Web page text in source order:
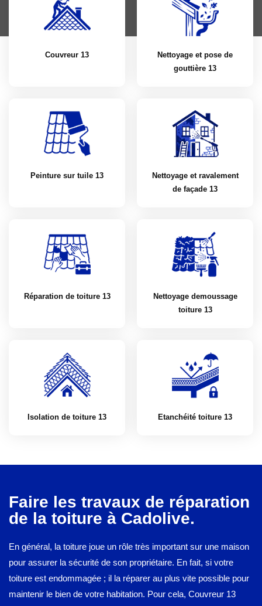
Couvreur 13
Nettoyage et pose de
gouttière 13
Peinture sur tuile 13
Nettoyage et ravalement
de façade 13
Réparation de toiture 13
Nettoyage demoussage
toiture 13
Isolation de toiture 13 Etanchéité toiture 13
Faire les travaux de réparation
de la toiture à Cadolive.
En général, la toiture joue un rôle très important sur une maison
pour assurer la sécurité de son propriétaire. En fait, si votre
toiture est endommagée ; il la réparer au plus vite possible pour
maintenir le bien de votre habitation. Pour cela, Couvreur 13